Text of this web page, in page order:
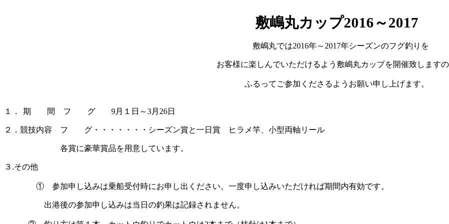
敷嶋丸カップ2016 ～2017
敷嶋丸では2016年～ 2017年シーズンのフグ釣りを
お客様に楽しんでいただけるよう敷嶋丸カップを開催致します
ふるってご参加くださるようお願い申し上げます。
１． 期 間 フ グ 9月１日～3月26日
２．競技内容 フ グ・・・・・・・シーズン賞と一日賞 ヒラメ竿、小型両軸リール
各賞に豪華賞品を用意しています。
３ .その他
① 参加申し込みは乗船受付時にお申し出ください。一度申し込みいただければ期間内有効です。
出港後の参加申し込みは当日の釣果は記録されません。